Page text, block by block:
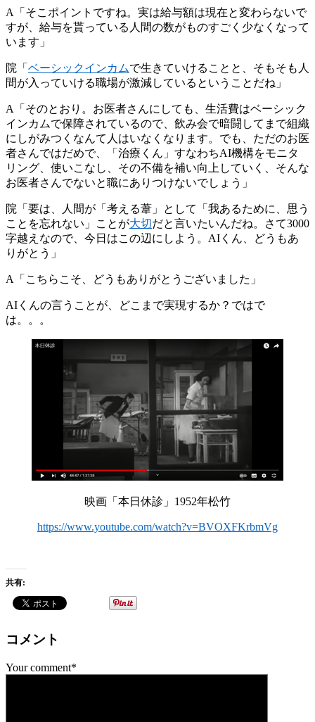
A「そこポイントですね。実は給与額は現在と変わらないで
すが、給与を貰っている人間の数がものすごく少なくなって
います」
院「 ベーシックインカムで生きていけることと、そもそも人
間が入っていける職場が激減しているということだね」
A「そのとおり。お医者さんにしても、生活費はベーシック
インカムで保障されているので、飲み会で暗闘してまで組織
にしがみつくなんて人はいなくなります。でも、ただのお医
者さんではだめで、「治療くん」すなわちAI機構をモニタ
リング、使いこなし、その不備を補い向上していく、そんな
お医者さんでないと職にありつけないでしょう」
院「要は、人間が「考える葦」として「我あるために、思う
ことを忘れない」ことが大切だと言いたいんだね。さて3000
字越えなので、今日はこの辺にしよう。AIくん、どうもあ
りがとう」
A「こちらこそ、どうもありがとうございました」
AIくんの言うことが、どこまで実現するか？ではで
は。。。
映画「本日休診」1952年松竹
https://www.youtube.com/watch?v=BVOXFKrbmVg
共有:
コメント
Your comment*